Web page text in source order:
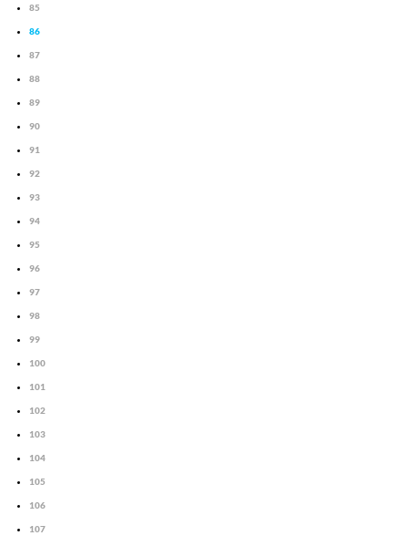
85
86
87
88
89
90
91
92
93
94
95
96
97
98
99
100
101
102
103
104
105
106
107